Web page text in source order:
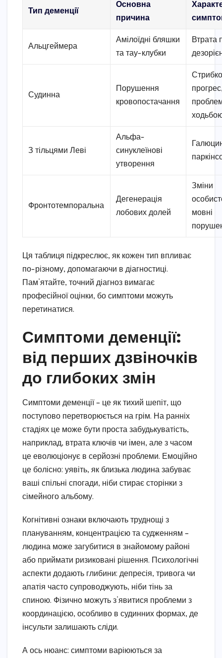
Тип деменції
Основна
причина
Альцгеймера
Амілоїдні бляшки
та тау-клубки
Втрата
Судинна
Порушення
кровопостачання
З тільцями Леві
Альфа-
синуклеїнові
утворення
Фронтотемпоральна
Дегенерація
лобових долей
Зміни
мовні
Ця таблиця підкреслює, як кожен тип впливає
по-різному, допомагаючи в діагностиці.
Пам’ятайте, точний діагноз вимагає
професійної оцінки, бо симптоми можуть
перетинатися.
Симптоми деменції:
від перших дзвіночків
до глибоких змін
Симптоми деменції – це як тихий шепіт, що
поступово перетворюється на грім. На ранніх
стадіях це може бути проста забудькуватість,
наприклад, втрата ключів чи імен, але з часом
це еволюціонує в серйозні проблеми. Емоційно
це болісно: уявіть, як близька людина забуває
ваші спільні спогади, ніби стирає сторінки з
сімейного альбому.
Когнітивні ознаки включають труднощі з
плануванням, концентрацією та судженням –
людина може загубитися в знайомому районі
або приймати ризиковані рішення. Психологічні
аспекти додають глибини: депресія, тривога чи
апатія часто супроводжують, ніби тінь за
спиною. Фізично можуть з’явитися проблеми з
координацією, особливо в судинних формах, де
інсульти залишають сліди.
А ось нюанс: симптоми варіюються за